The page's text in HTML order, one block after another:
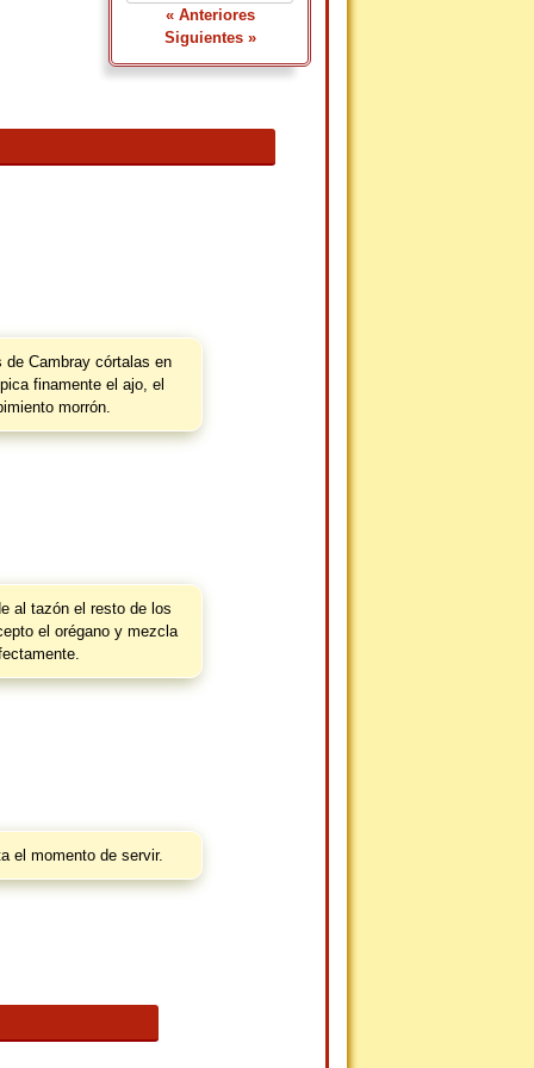
« Anteriores
Siguientes »
de Cambray córtalas en
finamente el ajo, el
morrón.
al tazón el resto de los
el orégano y mezcla
el momento de servir.